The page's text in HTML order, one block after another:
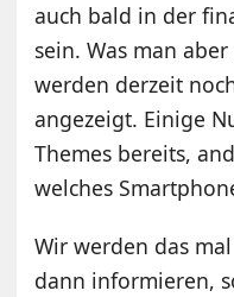
auch bald in der
sein. Was man
werden derzeit
angezeigt. Einige
Themes bereits,
welches
Wir werden das
dann informieren,